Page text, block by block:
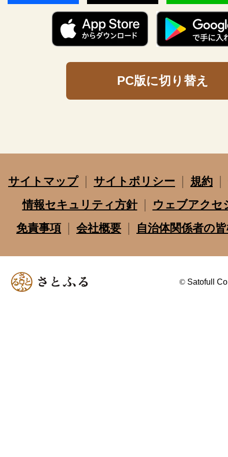
PC版に切り替え
サイトマップ サイトポリシー
規約
情報セキュリティ方針
ウェブアクセ
免責事項
会社概要 自治体関係者の
© Satofull